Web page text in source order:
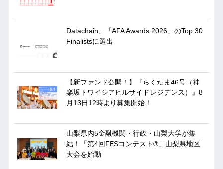
Datachain、「AFA Awards 2026」のTop 30
Finalistsに選出
【新ファンド公開！】『らくたま46号（神
楽坂トワイシアヒルサイドレジデンス）』8
月13日12時より募集開始！
山梨県内5金融機関・行政・山梨大学が集
結！「第4回FESコンテスト®」山梨県地区
大会を始動